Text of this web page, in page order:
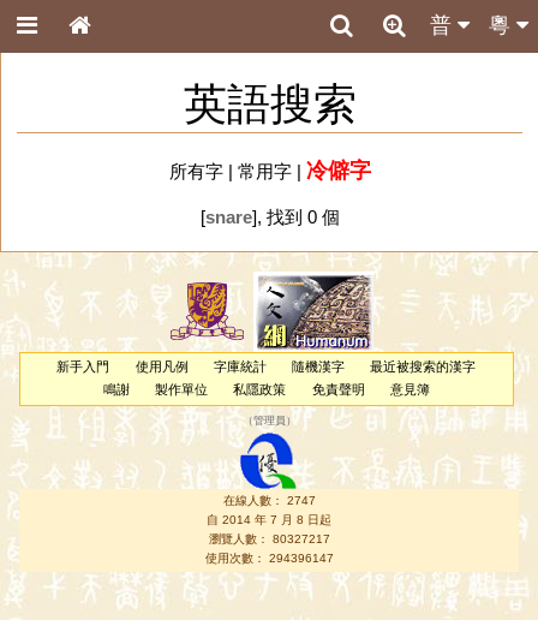
粵
普
英語搜索
所有字| 常用字| 冷僻字
[snare], 找到 0 個
新手入門 使用凡例 字庫統計 隨機漢字
最近被搜索的漢字
鳴謝
製作單位 私隱政策 免責聲明 意見簿
（管理員 ）
在線人數： 2747
自 2014 年 7 月 8 日起
瀏覽人數： 80327217
使用次數： 294396147